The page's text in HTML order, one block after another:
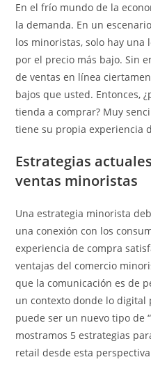
En el frío mundo de la
la demanda. En un
los minoristas, solo hay una
por el precio más bajo. Sin
de ventas en línea
bajos que usted. Entonces,
tienda a comprar? Muy
tiene su propia experiencia
Estrategias
ventas minoristas
Una estrategia minorista
una conexión con los
experiencia de compra
ventajas del comercio
que la comunicación es de
un contexto donde lo
puede ser un nuevo tipo de
mostramos 5 estrategias
retail desde esta